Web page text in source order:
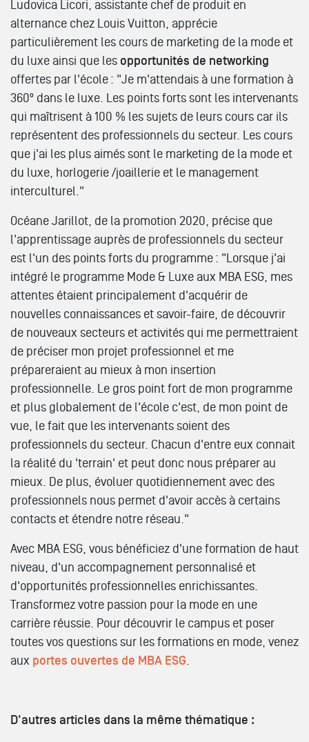
Ludovica Licori, assistante chef de produit en
alternance chez Louis Vuitton, apprécie
particulièrement les cours de marketing de la mode et
du luxe ainsi que les opportunités de networking
offertes par l'école : "Je m'attendais à une formation à
360º dans le luxe. Les points forts sont les intervenants
qui maîtrisent à 100 % les sujets de leurs cours car ils
représentent des professionnels du secteur. Les cours
que j'ai les plus aimés sont le marketing de la mode et
du luxe, horlogerie /joaillerie et le management
interculturel."
Océane Jarillot, de la promotion 2020, précise que
l'apprentissage auprès de professionnels du secteur
est l'un des points forts du programme : "Lorsque j'ai
intégré le programme Mode & Luxe aux MBA ESG, mes
attentes étaient principalement d'acquérir de
nouvelles connaissances et savoir-faire, de découvrir
de nouveaux secteurs et activités qui me permettraient
de préciser mon projet professionnel et me
prépareraient au mieux à mon insertion
professionnelle. Le gros point fort de mon programme
et plus globalement de l'école c'est, de mon point de
vue, le fait que les intervenants soient des
professionnels du secteur. Chacun d'entre eux connait
la réalité du 'terrain' et peut donc nous préparer au
mieux. De plus, évoluer quotidiennement avec des
professionnels nous permet d'avoir accès à certains
contacts et étendre notre réseau."
Avec MBA ESG, vous bénéficiez d'une formation de haut
niveau, d'un accompagnement personnalisé et
d'opportunités professionnelles enrichissantes.
Transformez votre passion pour la mode en une
carrière réussie. Pour découvrir le campus et poser
toutes vos questions sur les formations en mode, venez
aux portes ouvertes de MBA ESG.
D'autres articles dans la même thématique :